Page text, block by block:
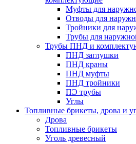
Муфты для
Отводы для
Тройники для
Трубы для
Трубы ПНД и
ПНД заглушки
ПНД краны
ПНД муфты
ПНД тройники
ПЭ трубы
Углы
Топливные брикеты, дрова и
Дрова
Топливные брикеты
Уголь древесный